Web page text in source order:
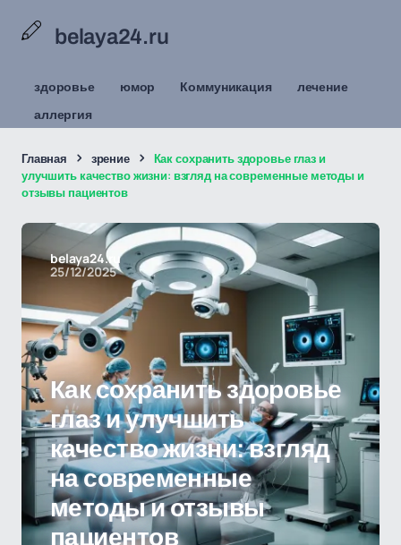
belaya24.ru
здоровье юмор Коммуникация
лечение
аллергия
Главная зрение
Как сохранить здоровье глаз и
улучшить качество жизни: взгляд на современные методы и
отзывы пациентов
belaya24.ru
25/12/2025
Как сохранить здоровье
глаз и улучшить
качество жизни: взгляд
на современные
методы и отзывы
пациентов